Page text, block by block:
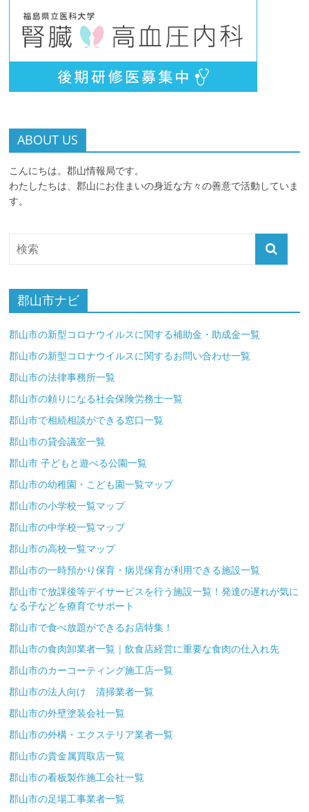
ABOUT US
こんにちは。郡山情報局です。
わたしたちは、郡山にお住まいの身近な方々の善意で活動していま
す。
郡山市ナビ
郡山市の新型コロナウイルスに関する補助金・助成金一覧
郡山市の新型コロナウイルスに関するお問い合わせ一覧
郡山市の法律事務所一覧
郡山市の頼りになる社会保険労務士一覧
郡山市で相続相談ができる窓口一覧
郡山市の貸会議室一覧
郡山市 子どもと遊べる公園一覧
郡山市の幼稚園・こども園一覧マップ
郡山市の小学校一覧マップ
郡山市の中学校一覧マップ
郡山市の高校一覧マップ
郡山市の一時預かり保育・病児保育が利用できる施設一覧
郡山市で放課後等デイサービスを行う施設一覧！発達の遅れが気に
なる子などを療育でサポート
郡山市で食べ放題ができるお店特集！
郡山市の食肉卸業者一覧｜飲食店経営に重要な食肉の仕入れ先
郡山市のカーコーティング施工店一覧
郡山市の法人向け 清掃業者一覧
郡山市の外壁塗装会社一覧
郡山市の外構・エクステリア業者一覧
郡山市の貴金属買取店一覧
郡山市の看板製作施工会社一覧
郡山市の足場工事業者一覧